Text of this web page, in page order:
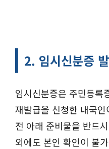
2. 임시신분증
임시신분증은 주민등록
재발급을 신청한 내국
전 아래 준비물을 반드
외에도 본인 확인이 불